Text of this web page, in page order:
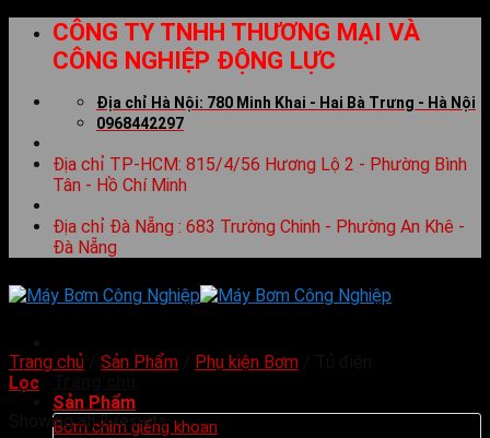
Skip
content
CÔNG TY TNHH THƯƠNG MẠI VÀ
CÔNG NGHIỆP ĐỘNG LỰC
Địa chỉ Hà Nội: 780 Minh Khai - Hai Bà Trưng - Hà Nội
0968442297
Địa chỉ TP-HCM: 815/4/56 Hương Lộ 2 - Phường Bình
Tân - Hồ Chí Minh
Địa chỉ Đà Nẵng : 683 Trường Chinh - Phường An Khê -
Đà Nẵng
Sản Phẩm
Bơm chìm giếng khoan
Trang chủ Sản Phẩm Phụ kiện Bơm
Lọc
Showing all 2 results